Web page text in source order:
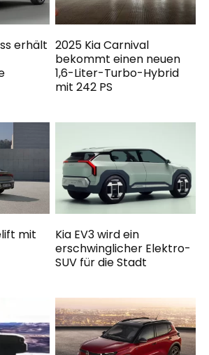
erhält 2025 Kia Carnival
bekommt einen neuen
1,6-Liter-Turbo-Hybrid
mit 242 PS
mit
Kia EV3 wird ein
erschwinglicher Elektro-
SUV für die Stadt